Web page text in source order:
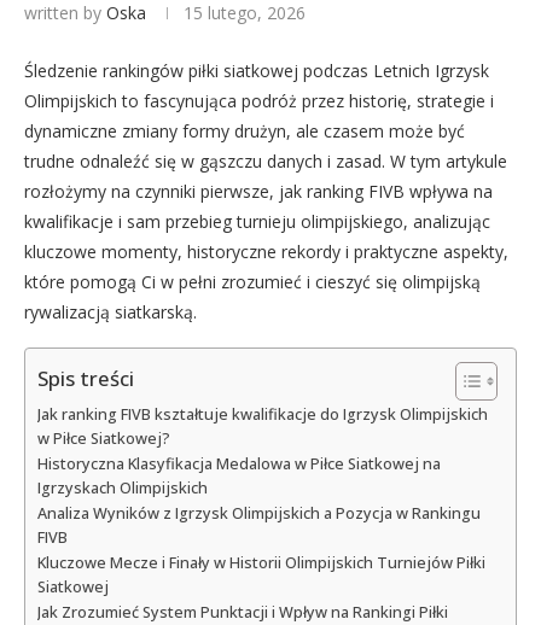
written by Oska 15 lutego, 2026
Śledzenie rankingów piłki siatkowej podczas Letnich Igrzysk
Olimpijskich to fascynująca podróż przez historię, strategie i
dynamiczne zmiany formy drużyn, ale czasem może być
trudne odnaleźć się w gąszczu danych i zasad. W tym artykule
rozłożymy na czynniki pierwsze, jak ranking FIVB wpływa na
kwalifikacje i sam przebieg turnieju olimpijskiego, analizując
kluczowe momenty, historyczne rekordy i praktyczne aspekty,
które pomogą Ci w pełni zrozumieć i cieszyć się olimpijską
rywalizacją siatkarską.
Spis treści
Jak ranking FIVB kształtuje kwalifikacje do Igrzysk Olimpijskich
w Piłce Siatkowej?
Historyczna Klasyfikacja Medalowa w Piłce Siatkowej na
Igrzyskach Olimpijskich
Analiza Wyników z Igrzysk Olimpijskich a Pozycja w Rankingu
FIVB
Kluczowe Mecze i Finały w Historii Olimpijskich Turniejów Piłki
Siatkowej
Jak Zrozumieć System Punktacji i Wpływ na Rankingi Piłki